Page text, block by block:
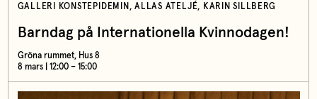
GALLERI KONSTEPIDEMIN, ALLAS ATELJÉ, KARIN SILLBERG
Barndag på Internationella Kvinnodagen!
Gröna rummet, Hus 8
8 mars | 12:00 – 15:00